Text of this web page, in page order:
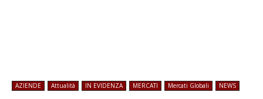
AZIENDE Attualità IN EVIDENZA MERCATI Mercati Globali NEWS